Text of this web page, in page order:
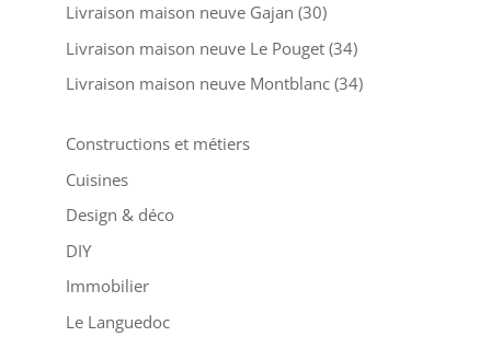
Livraison maison neuve Gajan (30)
Livraison maison neuve Le Pouget (34)
Livraison maison neuve Montblanc (34)
Constructions et métiers
Cuisines
Design & déco
DIY
Immobilier
Le Languedoc